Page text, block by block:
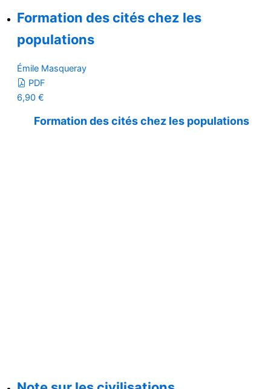
Formation des cités chez les
populations
Émile Masqueray
PDF
6,90 €
Formation des cités chez les populations